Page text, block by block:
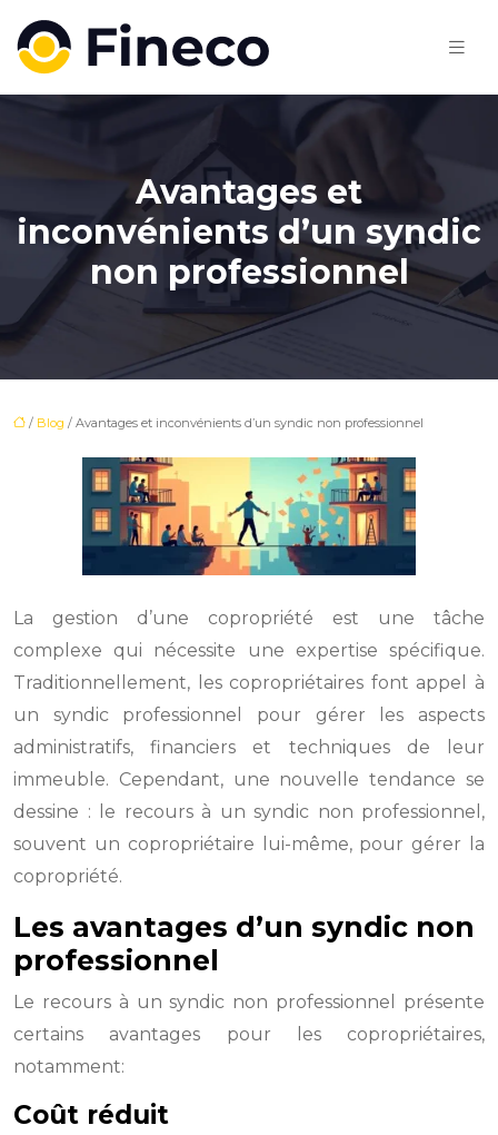
Avantages et
inconvénients d’un syndic
non professionnel
/ Blog / Avantages et inconvénients d’un syndic non professionnel
La gestion d’une copropriété est une tâche
complexe qui nécessite une expertise spécifique.
Traditionnellement, les copropriétaires font appel à
un syndic professionnel pour gérer les aspects
administratifs, financiers et techniques de leur
immeuble. Cependant, une nouvelle tendance se
dessine : le recours à un syndic non professionnel,
souvent un copropriétaire lui-même, pour gérer la
copropriété.
Les avantages d’un syndic non
professionnel
Le recours à un syndic non professionnel présente
certains avantages pour les copropriétaires,
notamment:
Coût réduit